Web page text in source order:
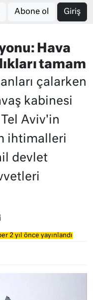
Abone ol Giriş
Hava
tamam
çalarken
kabinesi
Tel Aviv'in
ihtimalleri
devlet
2 yıl önce yayınlandı